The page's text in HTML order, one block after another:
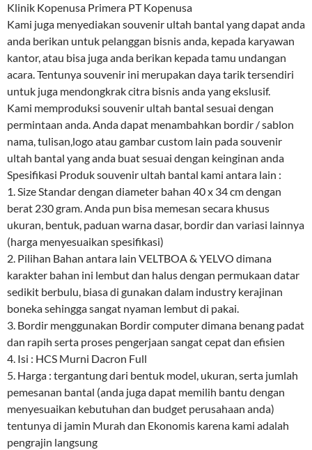
Klinik Kopenusa Primera PT Kopenusa
Kami juga menyediakan souvenir ultah bantal yang dapat anda
anda berikan untuk pelanggan bisnis anda, kepada karyawan
kantor, atau bisa juga anda berikan kepada tamu undangan
acara. Tentunya souvenir ini merupakan daya tarik tersendiri
untuk juga mendongkrak citra bisnis anda yang ekslusif.
Kami memproduksi souvenir ultah bantal sesuai dengan
permintaan anda. Anda dapat menambahkan bordir / sablon
nama, tulisan,logo atau gambar custom lain pada souvenir
ultah bantal yang anda buat sesuai dengan keinginan anda
Spesifikasi Produk souvenir ultah bantal kami antara lain :
1. Size Standar dengan diameter bahan 40 x 34 cm dengan
berat 230 gram. Anda pun bisa memesan secara khusus
ukuran, bentuk, paduan warna dasar, bordir dan variasi lainnya
(harga menyesuaikan spesifikasi)
2. Pilihan Bahan antara lain VELTBOA & YELVO dimana
karakter bahan ini lembut dan halus dengan permukaan datar
sedikit berbulu, biasa di gunakan dalam industry kerajinan
boneka sehingga sangat nyaman lembut di pakai.
3. Bordir menggunakan Bordir computer dimana benang padat
dan rapih serta proses pengerjaan sangat cepat dan efisien
4. Isi : HCS Murni Dacron Full
5. Harga : tergantung dari bentuk model, ukuran, serta jumlah
pemesanan bantal (anda juga dapat memilih bantu dengan
menyesuaikan kebutuhan dan budget perusahaan anda)
tentunya di jamin Murah dan Ekonomis karena kami adalah
pengrajin langsung